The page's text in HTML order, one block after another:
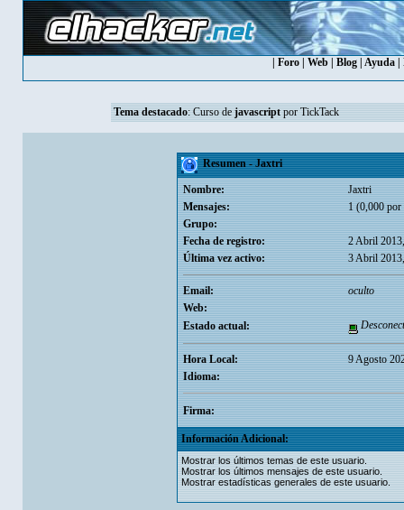
Foro| Web| Blog| Ayuda|
Tema destacado: Curso de javascriptpor TickTack
Resumen - Jaxtri
Nombre:
Jaxtri
Mensajes:
1 (0,000 por
Grupo:
Fecha de registro:
2 Abril
Última vez activo:
3 Abril
Email:
oculto
Web:
Estado actual:
Hora Local:
9 Agosto
Idioma:
Firma:
Información Adicional:
Mostrar los últimos temas de este usuario.
Mostrar los últimos mensajes de este usuario.
Mostrar estadísticas generales de este usuario.